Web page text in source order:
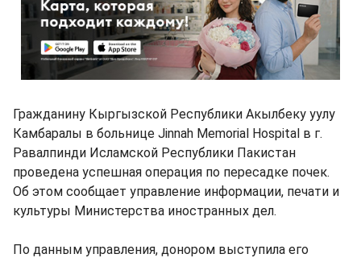
Гражданину Кыргызской Республики Акылбеку уулу
Камбаралы в больнице Jinnah Memorial Hospital в г.
Равалпинди Исламской Республики Пакистан
проведена успешная операция по пересадке почек.
Об этом сообщает управление информации, печати и
культуры Министерства иностранных дел.
По данным управления, донором выступила его